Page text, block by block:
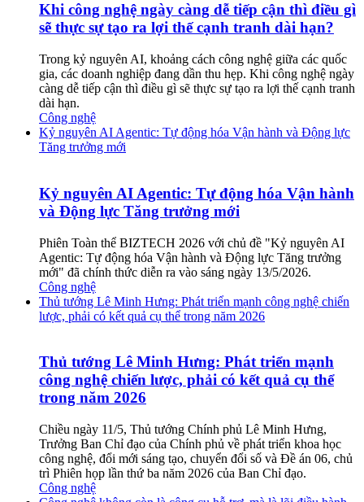
Khi công nghệ ngày càng dễ tiếp cận thì điều gì
sẽ thực sự tạo ra lợi thế cạnh tranh dài hạn?
Trong kỷ nguyên AI, khoảng cách công nghệ giữa các quốc
gia, các doanh nghiệp đang dần thu hẹp. Khi công nghệ ngày
càng dễ tiếp cận thì điều gì sẽ thực sự tạo ra lợi thế cạnh tranh
dài hạn.
Công nghệ
Kỷ nguyên AI Agentic: Tự động hóa Vận hành và Động lực
Tăng trưởng mới
Kỷ nguyên AI Agentic: Tự động hóa Vận hành
và Động lực Tăng trưởng mới
Phiên Toàn thể BIZTECH 2026 với chủ đề "Kỷ nguyên AI
Agentic: Tự động hóa Vận hành và Động lực Tăng trưởng
mới" đã chính thức diễn ra vào sáng ngày 13/5/2026.
Công nghệ
Thủ tướng Lê Minh Hưng: Phát triển mạnh công nghệ chiến
lược, phải có kết quả cụ thể trong năm 2026
Thủ tướng Lê Minh Hưng: Phát triển mạnh
công nghệ chiến lược, phải có kết quả cụ thể
trong năm 2026
Chiều ngày 11/5, Thủ tướng Chính phủ Lê Minh Hưng,
Trưởng Ban Chỉ đạo của Chính phủ về phát triển khoa học
công nghệ, đổi mới sáng tạo, chuyển đổi số và Đề án 06, chủ
trì Phiên họp lần thứ ba năm 2026 của Ban Chỉ đạo.
Công nghệ